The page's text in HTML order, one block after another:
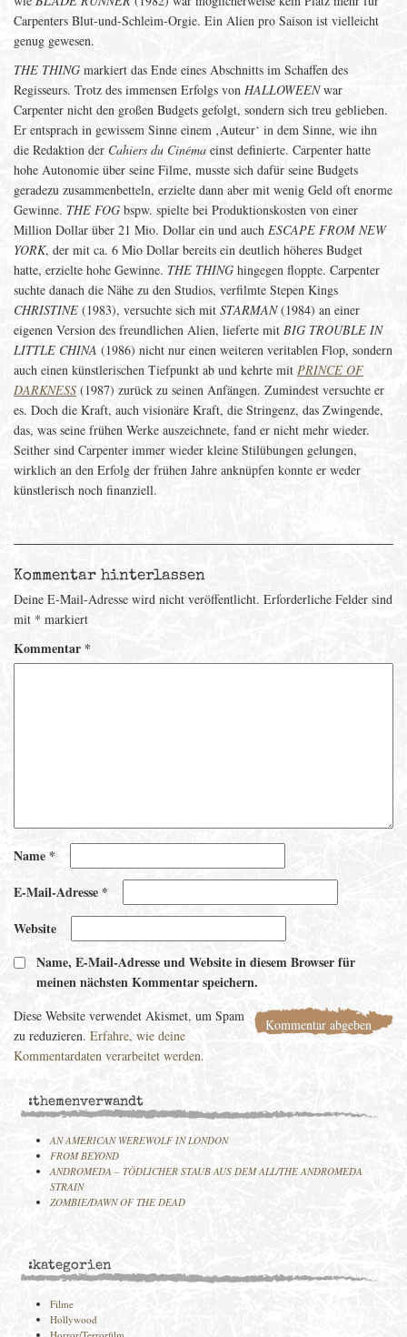
Carpenters Blut-und-Schleim-Orgie. Ein Alien pro Saison ist vielleicht
genug gewesen.
THE THING markiert das Ende eines Abschnitts im Schaffen des
Regisseurs. Trotz des immensen Erfolgs von HALLOWEENwar
Carpenter nicht den großen Budgets gefolgt, sondern sich treu geblieben.
Er entsprach in gewissem Sinne einem ‚Auteur‘ in dem Sinne, wie ihn
die Redaktion der Cahiers du Cinéma einst definierte. Carpenter hatte
hohe Autonomie über seine Filme, musste sich dafür seine Budgets
geradezu zusammenbetteln, erzielte dann aber mit wenig Geld oft enorme
Gewinne. THE FOG bspw. spielte bei Produktionskosten von einer
Million Dollar über 21 Mio. Dollar ein und auch ESCAPE FROM NEW
YORK, der mit ca. 6 Mio Dollar bereits ein deutlich höheres Budget
hatte, erzielte hohe Gewinne. THE THING hingegen floppte. Carpenter
suchte danach die Nähe zu den Studios, verfilmte Stepen Kings
CHRISTINE (1983), versuchte sich mit STARMAN(1984) an einer
eigenen Version des freundlichen Alien, lieferte mit BIG TROUBLE IN
LITTLE CHINA (1986) nicht nur einen weiteren veritablen Flop, sondern
auch einen künstlerischen Tiefpunkt ab und kehrte mit PRINCE OF
DARKNESS (1987) zurück zu seinen Anfängen. Zumindest versuchte er
es. Doch die Kraft, auch visionäre Kraft, die Stringenz, das Zwingende,
das, was seine frühen Werke auszeichnete, fand er nicht mehr wieder.
Seither sind Carpenter immer wieder kleine Stilübungen gelungen,
wirklich an den Erfolg der frühen Jahre anknüpfen konnte er weder
künstlerisch noch finanziell.
Kommentar hinterlassen
Deine E-Mail-Adresse wird nicht veröffentlicht. Erforderliche Felder sind
mit * markiert
Kommentar *
Name*
E-Mail-Adresse *
Website
Name, E-Mail-Adresse und Website in diesem Browser für
meinen nächsten Kommentar speichern.
Diese Website verwendet Akismet, um Spam
zu reduzieren. Erfahre, wie deine
Kommentardaten verarbeitet werden.
:themenverwandt
AN AMERICAN WEREWOLF IN LONDON
FROM BEYOND
ANDROMEDA – TÖDLICHER STAUB AUS DEM ALL/THE ANDROMEDA
STRAIN
ZOMBIE/DAWN OF THE DEAD
:kategorien
Filme
Hollywood